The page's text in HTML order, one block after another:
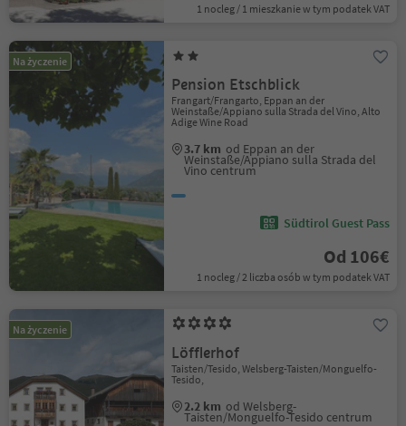
1 nocleg / 1 mieszkanie w tym podatek VAT
Na życzenie
Pension Etschblick
Frangart/Frangarto, Eppan an der
Weinstaße/Appiano sulla Strada del Vino, Alto
Adige Wine Road
3.7 km od Eppan an der
Weinstaße/Appiano sulla Strada del
Vino centrum
Südtirol Guest Pass
Od 106€
1 nocleg / 2 liczba osób w tym podatek VAT
Na życzenie
Löfflerhof
Taisten/Tesido, Welsberg-Taisten/Monguelfo-
Tesido,
2.2 km od Welsberg-
Taisten/Monguelfo-Tesido centrum